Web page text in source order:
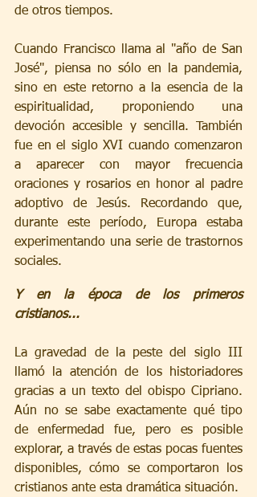
de otros tiempos.
Cuando Francisco llama al "año de San
José", piensa no sólo en la pandemia,
sino en este retorno a la esencia de la
espiritualidad, proponiendo una
devoción accesible y sencilla. También
fue en el siglo XVI cuando comenzaron
a aparecer con mayor frecuencia
oraciones y rosarios en honor al padre
adoptivo de Jesús. Recordando que,
durante este período, Europa estaba
experimentando una serie de trastornos
sociales.
Y en la época de los primeros
cristianos...
La gravedad de la peste del siglo III
llamó la atención de los historiadores
gracias a un texto del obispo Cipriano.
Aún no se sabe exactamente qué tipo
de enfermedad fue, pero es posible
explorar, a través de estas pocas fuentes
disponibles, cómo se comportaron los
cristianos ante esta dramática situación.